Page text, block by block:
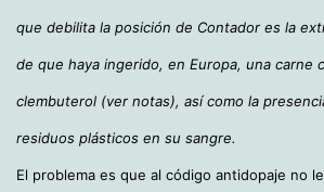
que debilita la posición de Contador es la
de que haya ingerido, en Europa, una carne
clembuterol (ver notas), así como la
residuos plásticos en su sangre.
El problema es que al código antidopaje no